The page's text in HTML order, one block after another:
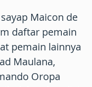
Maicon de
daftar pemain
pemain lainnya
Maulana,
Oropa